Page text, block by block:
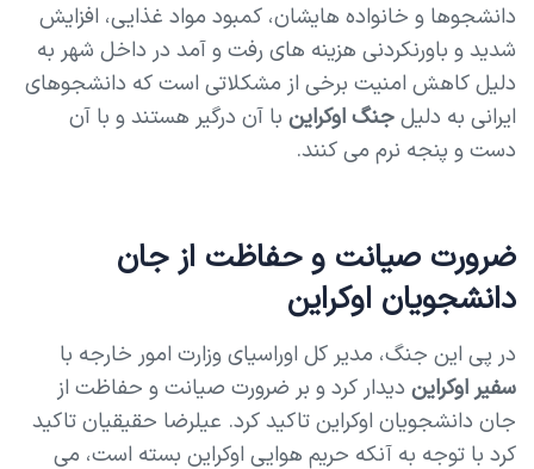
دانشجوها و خانواده هایشان، کمبود مواد غذایی، افزایش
شدید و باورنکردنی هزینه های رفت و آمد در داخل شهر به
دلیل کاهش امنیت برخی از مشکلاتی است که دانشجوهای
ایرانی به دلیلجنگ اوکراین با آن درگیر هستند و با آن
دست و پنجه نرم می کنند.
ضرورت صیانت و حفاظت از جان
دانشجویان اوکراین
در پی این جنگ، مدیر کل اوراسیای وزارت امور خارجه با
سفیر اوکراین دیدار کرد و بر ضرورت صیانت و حفاظت از
جان دانشجویان اوکراین تاکید کرد. عیلرضا حقیقیان تاکید
کرد با توجه به آنکه حریم هوایی اوکراین بسته است، می